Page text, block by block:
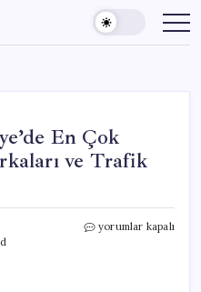
En Çok
ve Trafik
Nisan
yorumlar kapalı